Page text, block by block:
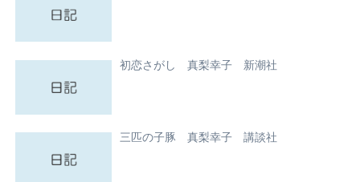
初恋さがし 真梨幸子 新潮社
三匹の子豚 真梨幸子 講談社